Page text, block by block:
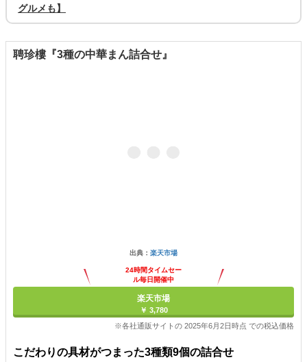
グルメも】
聘珍樓『3種の中華まん詰合せ』
出典： 楽天市場
24時間タイムセー
ル毎日開催中
楽天市場
￥ 3,780
※各社通販サイトの 2025年6月2日時点 での税込価格
こだわりの具材がつまった3種類9個の詰合せ